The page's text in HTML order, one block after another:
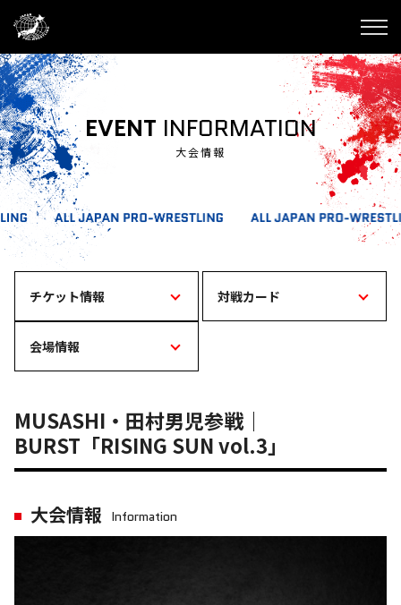
EVENT INFORMATION
大会情報
チケット情報 対戦カード
会場情報
MUSASHI・田村男児参戦｜
BURST「RISING SUN vol.3」
大会情報 Information